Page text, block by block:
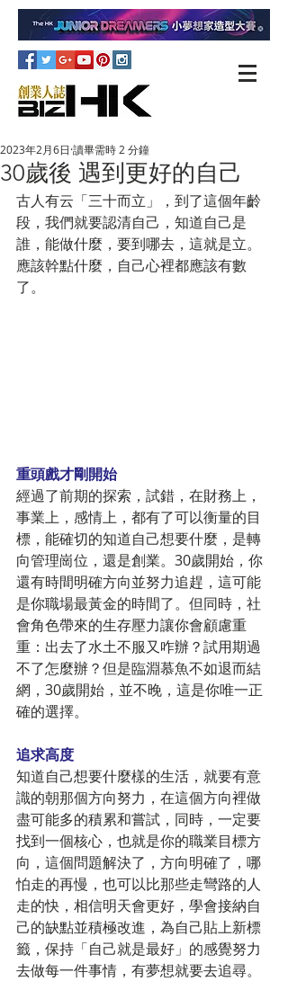
30歲後 遇到更好的自己
2023年2月6日 讀畢需時 2 分鐘
古人有云「三十而立」，到了這個年齡
段，我們就要認清自己，知道自己是
誰，能做什麼，要到哪去，這就是立。
應該幹點什麼，自己心裡都應該有數
了。
重頭戲才剛開始
經過了前期的探索，試錯，在財務上，
事業上，感情上，都有了可以衡量的目
標，能確切的知道自己想要什麼，是轉
向管理崗位，還是創業。30歲開始，你
還有時間明確方向並努力追趕，這可能
是你職場最黃金的時間了。但同時，社
會角色帶來的生存壓力讓你會顧慮重
重：出去了水土不服又咋辦？試用期過
不了怎麼辦？但是臨淵慕魚不如退而結
網，30歲開始，並不晚，這是你唯一正
確的選擇。
追求高度
知道自己想要什麼樣的生活，就要有意
識的朝那個方向努力，在這個方向裡做
盡可能多的積累和嘗試，同時，一定要
找到一個核心，也就是你的職業目標方
向，這個問題解決了，方向明確了，哪
怕走的再慢，也可以比那些走彎路的人
走的快，相信明天會更好，學會接納自
己的缺點並積極改進，為自己貼上新標
籤，保持「自己就是最好」的感覺努力
去做每一件事情，有夢想就要去追尋。